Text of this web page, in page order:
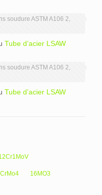
soudure ASTM A106 2,
Tube d’acier LSAW
soudure ASTM A106 2,
Tube d’acier LSAW
16MO3